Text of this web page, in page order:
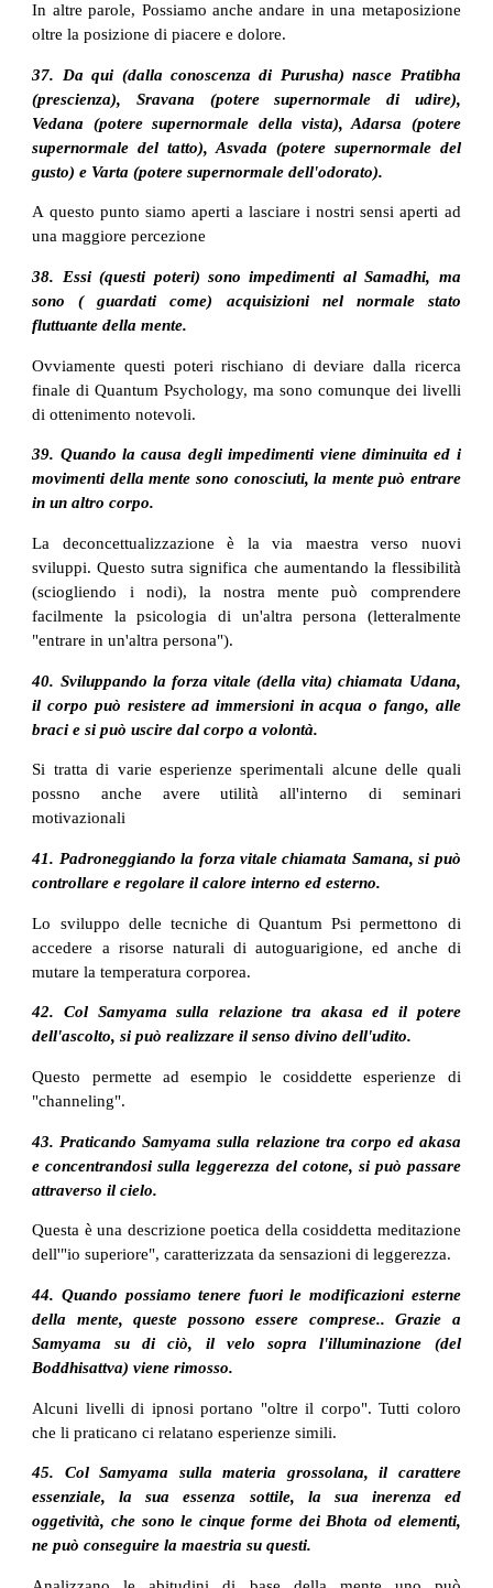
In altre parole, Possiamo anche andare in una metaposizione
oltre la posizione di piacere e dolore.
37. Da qui (dalla conoscenza di Purusha) nasce Pratibha
(prescienza), Sravana (potere supernormale di udire),
Vedana (potere supernormale della vista), Adarsa (potere
supernormale del tatto), Asvada (potere supernormale del
gusto) e Varta (potere supernormale dell'odorato).
A questo punto siamo aperti a lasciare i nostri sensi aperti ad
una maggiore percezione
38. Essi (questi poteri) sono impedimenti al Samadhi, ma
sono ( guardati come) acquisizioni nel normale stato
fluttuante della mente.
Ovviamente questi poteri rischiano di deviare dalla ricerca
finale di Quantum Psychology, ma sono comunque dei livelli
di ottenimento notevoli.
39. Quando la causa degli impedimenti viene diminuita ed i
movimenti della mente sono conosciuti, la mente può entrare
in un altro corpo.
La deconcettualizzazione è la via maestra verso nuovi
sviluppi. Questo sutra significa che aumentando la flessibilità
(sciogliendo i nodi), la nostra mente può comprendere
facilmente la psicologia di un'altra persona (letteralmente
"entrare in un'altra persona").
40. Sviluppando la forza vitale (della vita) chiamata Udana,
il corpo può resistere ad immersioni in acqua o fango, alle
braci e si può uscire dal corpo a volontà.
Si tratta di varie esperienze sperimentali alcune delle quali
possno anche avere utilità all'interno di seminari
motivazionali
41. Padroneggiando la forza vitale chiamata Samana, si può
controllare e regolare il calore interno ed esterno.
Lo sviluppo delle tecniche di Quantum Psi permettono di
accedere a risorse naturali di autoguarigione, ed anche di
mutare la temperatura corporea.
42. Col Samyama sulla relazione tra akasa ed il potere
dell'ascolto, si può realizzare il senso divino dell'udito.
Questo permette ad esempio le cosiddette esperienze di
"channeling".
43. Praticando Samyama sulla relazione tra corpo ed akasa
e concentrandosi sulla leggerezza del cotone, si può passare
attraverso il cielo.
Questa è una descrizione poetica della cosiddetta meditazione
dell'"io superiore", caratterizzata da sensazioni di leggerezza.
44. Quando possiamo tenere fuori le modificazioni esterne
della mente, queste possono essere comprese.. Grazie a
Samyama su di ciò, il velo sopra l'illuminazione (del
Boddhisattva) viene rimosso.
Alcuni livelli di ipnosi portano "oltre il corpo". Tutti coloro
che li praticano ci relatano esperienze simili.
45. Col Samyama sulla materia grossolana, il carattere
essenziale, la sua essenza sottile, la sua inerenza ed
oggetività, che sono le cinque forme dei Bhota od elementi,
ne può conseguire la maestria su questi.